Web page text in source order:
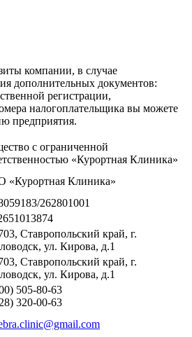
компании, в случае
дополнительных документов:
регистрации,
налогоплательщика вы можете
предприятия.
с ограниченной
«Курортная Клиника»
«Курортная Клиника»
262801001
Ставропольский край, г.
ул. Кирова, д.1
Ставропольский край, г.
ул. Кирова, д.1
505-80-63
320-00-63